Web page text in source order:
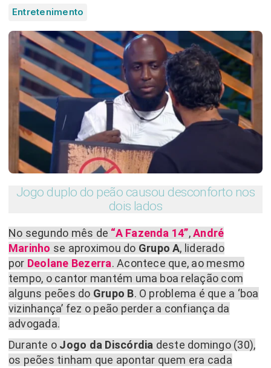
Entretenimento
Jogo duplo do peão causou desconforto nos
dois lados
No segundo mês de “A Fazenda 14”,André
Marinho se aproximou do Grupo A, liderado
por Deolane Bezerra. Acontece que, ao mesmo
tempo, o cantor mantém uma boa relação com
alguns peões do Grupo B. O problema é que a ‘boa
vizinhança’ fez o peão perder a confiança da
advogada.
Durante o Jogo da Discórdia deste domingo (30),
os peões tinham que apontar quem era cada